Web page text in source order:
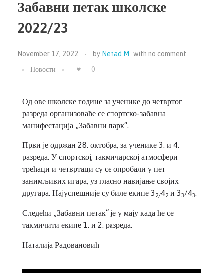
Забавни петак школске
2022/23
November 17, 2022 by Nenad M with no comment
Новости
0
Од ове школске године за ученике до четвртог
разреда организоваће се спортско-забавна
манифестација „Забавни парк“.
Први је одржан 28. октобра, за ученике 3. и 4.
разреда. У спортској, такмичарској атмосфери
трећаци и четвртаци су се опробали у пет
занимљивих игара, уз гласно навијање својих
другара. Најуспешније су биле екипе 3 2/42 и 33/43.
Следећи „Забавни петак“ је у мају када ће се
такмичити екипе 1. и 2. разреда.
Наталија Радовановић